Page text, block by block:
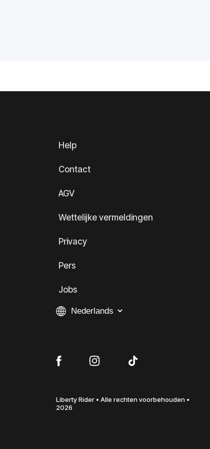
Help
Contact
AGV
Wettelijke vermeldingen
Privacy
Pers
Jobs
Liberty Rider • Alle rechten voorbehouden •
2026